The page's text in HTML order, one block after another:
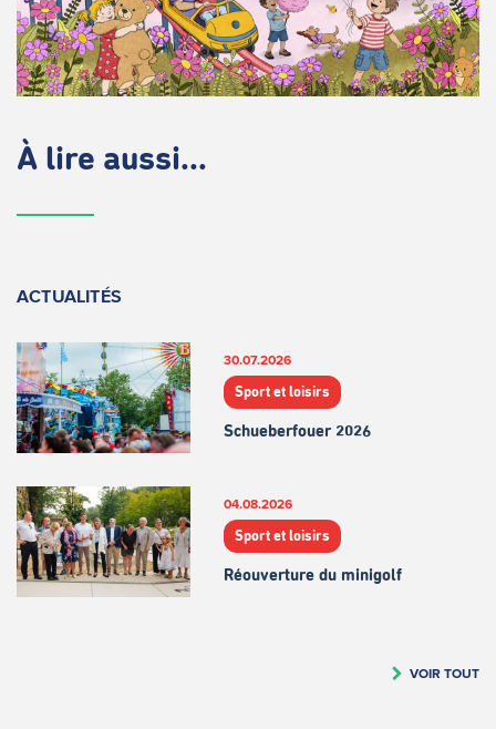
À lire aussi...
ACTUALITÉS
30.07.2026
Sport et loisirs
Schueberfouer 2026
04.08.2026
Sport et loisirs
Réouverture du minigolf
VOIR TOUT